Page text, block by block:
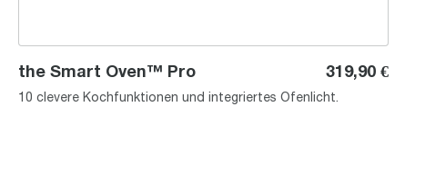
the Smart Oven™ Pro 319,90 €
10 clevere Kochfunktionen und integriertes Ofenlicht.